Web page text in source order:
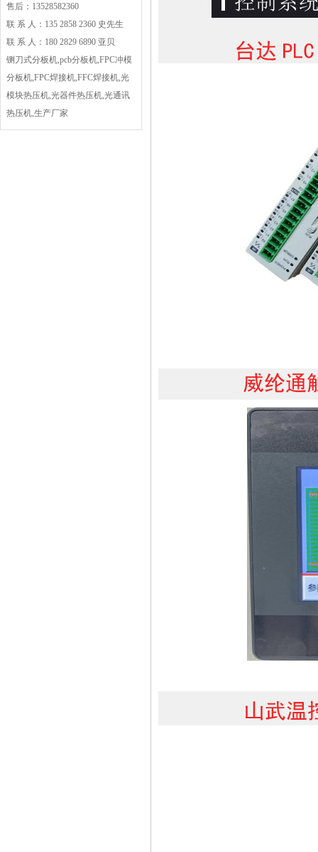
售后：13528582360
联 系 人：135 2858 2360 史先生
联 系 人：180 2829 6890 亚贝
铡刀式分板机,pcb分板机,FPC冲模
分板机,FPC焊接机,FFC焊接机,光
模块热压机,光器件热压机,光通讯
热压机,生产厂家